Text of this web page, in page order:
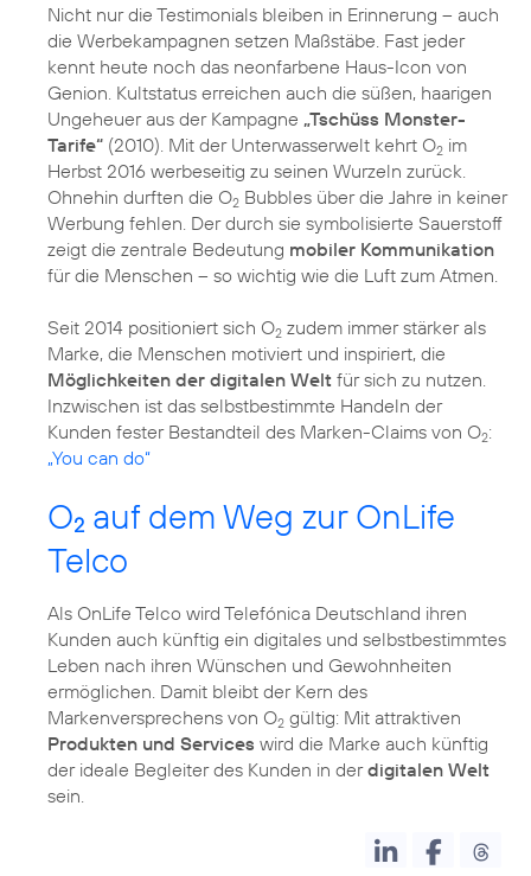
Nicht nur die Testimonials bleiben in Erinnerung – auch
die Werbekampagnen setzen Maßstäbe. Fast jeder
kennt heute noch das neonfarbene Haus-Icon von
Genion. Kultstatus erreichen auch die süßen, haarigen
Ungeheuer aus der Kampagne „Tschüss Monster-
Tarife“ (2010). Mit der Unterwasserwelt kehrt O2 im
Herbst 2016 werbeseitig zu seinen Wurzeln zurück.
Ohnehin durften die O2 Bubbles über die Jahre in keiner
Werbung fehlen. Der durch sie symbolisierte Sauerstoff
zeigt die zentrale Bedeutung mobiler Kommunikation
für die Menschen – so wichtig wie die Luft zum Atmen.
Seit 2014 positioniert sich O2 zudem immer stärker als
Marke, die Menschen motiviert und inspiriert, die
Möglichkeiten der digitalen Welt für sich zu nutzen.
Inzwischen ist das selbstbestimmte Handeln der
Kunden fester Bestandteil des Marken-Claims von O2:
„You can do“
O2 auf dem Weg zur OnLife
Telco
Als OnLife Telco wird Telefónica Deutschland ihren
Kunden auch künftig ein digitales und selbstbestimmtes
Leben nach ihren Wünschen und Gewohnheiten
ermöglichen. Damit bleibt der Kern des
Markenversprechens von O2 gültig: Mit attraktiven
Produkten und Services wird die Marke auch künftig
der ideale Begleiter des Kunden in derdigitalen Welt
sein.